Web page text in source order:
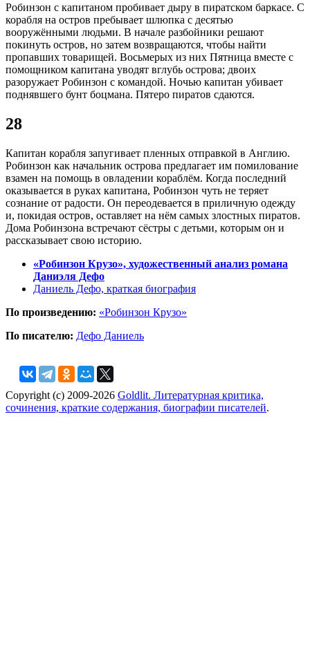
Робинзон с капитаном пробивает дыру в пиратском баркасе. С
корабля на остров пребывает шлюпка с десятью
вооружёнными людьми. В начале разбойники решают
покинуть остров, но затем возвращаются, чтобы найти
пропавших товарищей. Восьмерых из них Пятница вместе с
помощником капитана уводят вглубь острова; двоих
разоружает Робинзон с командой. Ночью капитан убивает
поднявшего бунт боцмана. Пятеро пиратов сдаются.
28
Капитан корабля запугивает пленных отправкой в Англию.
Робинзон как начальник острова предлагает им помилование
взамен на помощь в овладении кораблём. Когда последний
оказывается в руках капитана, Робинзон чуть не теряет
сознание от радости. Он переодевается в приличную одежду
и, покидая остров, оставляет на нём самых злостных пиратов.
Дома Робинзона встречают сёстры с детьми, которым он и
рассказывает свою историю.
«Робинзон Крузо», художественный анализ романа
Даниэля Дефо
Даниель Дефо, краткая биография
По произведению: «Робинзон Крузо»
По писателю: Дефо Даниель
Copyright (c) 2009-2026 Goldlit. Литературная критика,
сочинения, краткие содержания, биографии писателей.